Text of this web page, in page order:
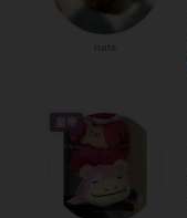
皇帝